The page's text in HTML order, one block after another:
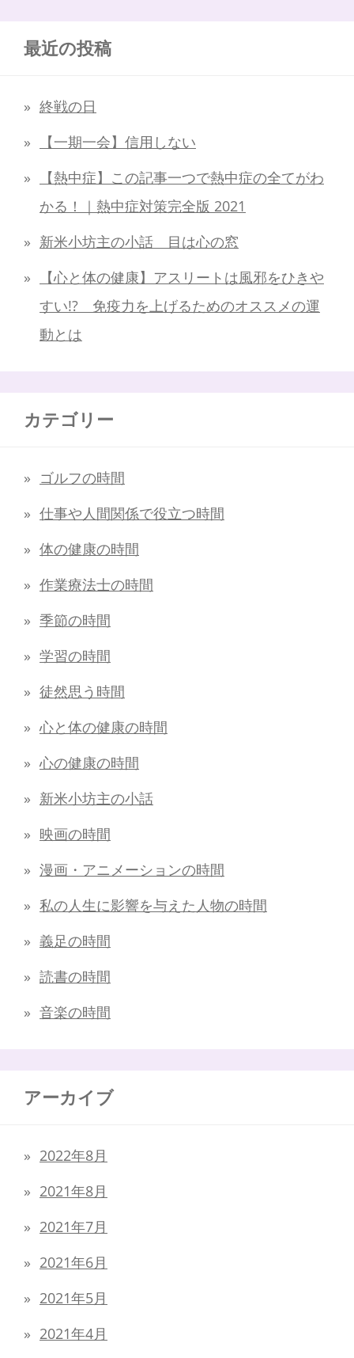
最近の投稿
終戦の日
【一期一会】信用しない
【熱中症】この記事一つで熱中症の全てがわ
かる！｜熱中症対策完全版 2021
新米小坊主の小話 目は心の窓
【心と体の健康】アスリートは風邪をひきや
すい!? 免疫力を上げるためのオススメの運
動とは
カテゴリー
ゴルフの時間
仕事や人間関係で役立つ時間
体の健康の時間
作業療法士の時間
季節の時間
学習の時間
徒然思う時間
心と体の健康の時間
心の健康の時間
新米小坊主の小話
映画の時間
漫画・アニメーションの時間
私の人生に影響を与えた人物の時間
義足の時間
読書の時間
音楽の時間
アーカイブ
2022年8月
2021年8月
2021年7月
2021年6月
2021年5月
2021年4月